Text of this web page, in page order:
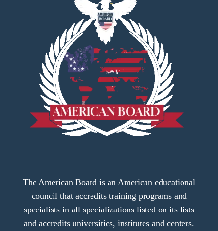
The American Board is an American educational
council that accredits training programs and
specialists in all specializations listed on its lists
and accredits universities, institutes and centers.